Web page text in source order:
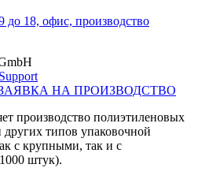
до 18, офис, производство
НА ПРОИЗВОДСТВО
производство полиэтиленовых
типов упаковочной
с крупными, так и с
штук).